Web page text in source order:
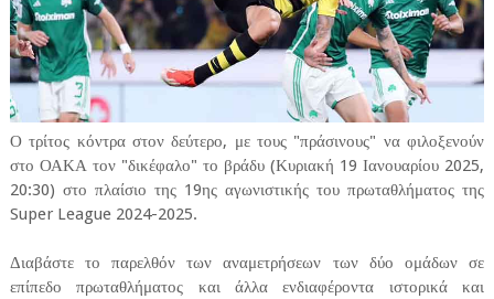
Ο τρίτος κόντρα στον δεύτερο, με τους "πράσινους" να φιλοξενούν
στο ΟΑΚΑ τον "δικέφαλο" το βράδυ (Κυριακή 19 Ιανουαρίου 2025,
20:30) στο πλαίσιο της 19ης αγωνιστικής του πρωταθλήματος της
Super League 2024-2025.
Διαβάστε το παρελθόν των αναμετρήσεων των δύο ομάδων σε
επίπεδο πρωταθλήματος και άλλα ενδιαφέροντα ιστορικά και